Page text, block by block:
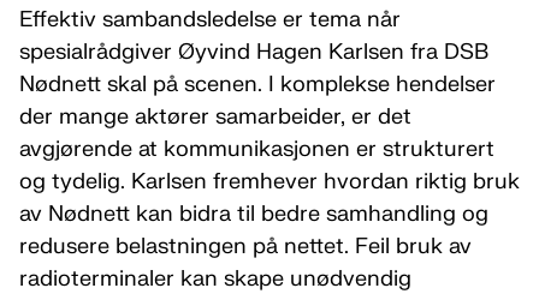
Effektiv sambandsledelse er tema når
spesialrådgiver Øyvind Hagen Karlsen fra DSB
Nødnett skal på scenen. I komplekse hendelser
der mange aktører samarbeider, er det
avgjørende at kommunikasjonen er strukturert
og tydelig. Karlsen fremhever hvordan riktig bruk
av Nødnett kan bidra til bedre samhandling og
redusere belastningen på nettet. Feil bruk av
radioterminaler kan skape unødvendig